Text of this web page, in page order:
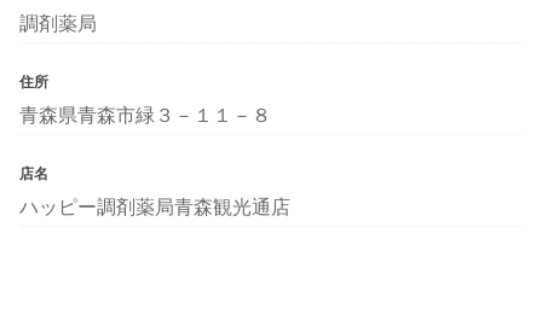
調剤薬局
住所
青森県青森市緑３－１１－８
店名
ハッピー調剤薬局青森観光通店